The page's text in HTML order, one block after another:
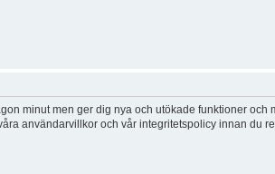
minut men ger dig nya och utökade funktioner
användarvillkor och vår integritetspolicy innan du